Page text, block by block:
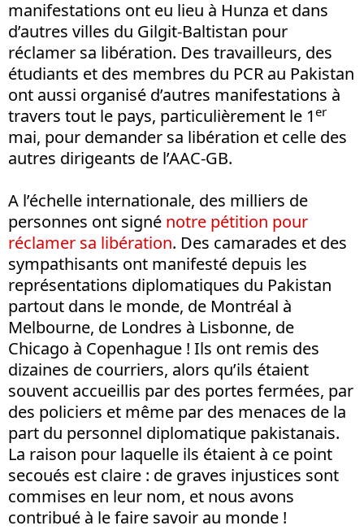
manifestations ont eu lieu à Hunza et dans
d’autres villes du Gilgit-Baltistan pour
réclamer sa libération. Des travailleurs, des
étudiants et des membres du PCR au Pakistan
ont aussi organisé d’autres manifestations à
travers tout le pays, particulièrement le 1er
mai, pour demander sa libération et celle des
autres dirigeants de l’AAC-GB.
A l’échelle internationale, des milliers de
personnes ont signé notre pétition pour
réclamer sa libération. Des camarades et des
sympathisants ont manifesté depuis les
représentations diplomatiques du Pakistan
partout dans le monde, de Montréal à
Melbourne, de Londres à Lisbonne, de
Chicago à Copenhague ! Ils ont remis des
dizaines de courriers, alors qu’ils étaient
souvent accueillis par des portes fermées, par
des policiers et même par des menaces de la
part du personnel diplomatique pakistanais.
La raison pour laquelle ils étaient à ce point
secoués est claire : de graves injustices sont
commises en leur nom, et nous avons
contribué à le faire savoir au monde !